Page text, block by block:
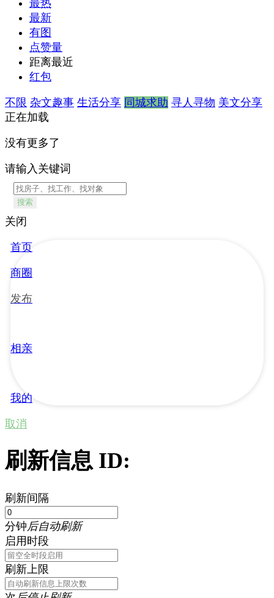
最热
最新
有图
点赞量
距离最近
红包
不限 杂文趣事 生活分享 同城求助 寻人寻物 美文分享
正在加载
没有更多了
请输入关键词
搜索
关闭
首页
商圈
发布
相亲
我的
取消
刷新信息 ID:
刷新间隔
分钟后自动刷新
启用时段
刷新上限